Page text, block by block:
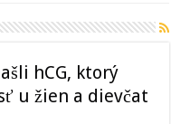
hCG, ktorý
u žien a dievčat